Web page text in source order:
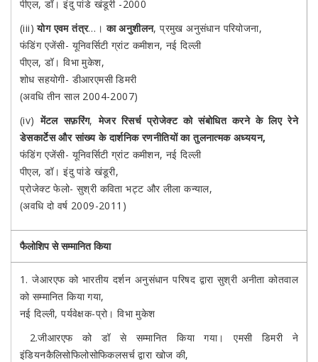
पीएल, डॉ। इंदु पांडे खंडूरी -2000
(iii) योग एवम तंत्र…।का अनुशीलन, प्रमुख अनुसंधान परियोजना,
फंडिंग एजेंसी- यूनिवर्सिटी ग्रांट कमीशन, नई दिल्ली
पीएल, डॉ। विभा मुकेश,
शोध सहयोगी- डीआरएमसी डिमरी
(अवधि तीन साल 2004-2007)
(iv)मेंटल सफ़रिंग,मेजर रिसर्च प्रोजेक्ट को संबोधित करने के लिए रेने
डेसकार्टेस और सांख्य के दार्शनिक रणनीतियों का तुलनात्मक अध्ययन,
फंडिंग एजेंसी- यूनिवर्सिटी ग्रांट कमीशन, नई दिल्ली
पीएल, डॉ। इंदु पांडे खंडूरी,
प्रोजेक्ट फेलो- सुश्री कविता भट्ट और लीला कन्याल,
(अवधि दो वर्ष 2009-2011)
फैलोशिप से सम्मानित किया
1. जेआरएफ को भारतीय दर्शन अनुसंधान परिषद द्वारा सुश्री अनीता कोतवाल
को सम्मानित किया गया,
नई दिल्ली, पर्यवेक्षक-प्रो। विभा मुकेश
2.जीआरएफ को डॉ से सम्मानित किया गया। एमसी डिमरी ने
इंडियनकैलिसोफिलोसोफिकलसर्च द्वारा खोज की,